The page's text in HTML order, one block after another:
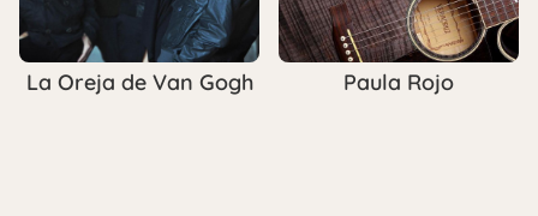
La Oreja de Van Gogh Paula Rojo